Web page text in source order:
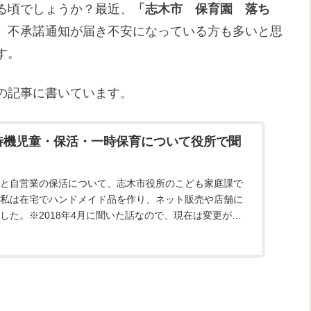
でしょうか？最近、
「志木市 保育園 落ち
承諾通知が届き不安になっている方も多いと思
事に書いています。
児童・保活・一時保育について役所で聞
自営業の保活について、志木市役所のこども家庭課で
は在宅でハンドメイド品を作り、ネット販売や店舗に
た。※2018年4月に聞いた話なので、現在は変更があ